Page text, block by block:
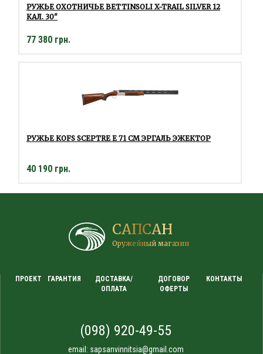
РУЖЬЕ ОХОТНИЧЬЕ BETTINSOLI X-TRAIL SILVER 12
КАЛ. 30"
77 380 грн.
РУЖЬЕ KOFS SCEPTRE E 71 СМ ЭРГАЛЬ ЭЖЕКТОР
40 190 грн.
САПСАН
Оружейный магазин
ПРОЕКТ ГАРАНТИЯ
ДОСТАВКА/
ОПЛАТА
ДОГОВОР
ОФЕРТЫ
КОНТАКТЫ
(098) 920-49-55
email: sapsanvinnitsia@gmail.com